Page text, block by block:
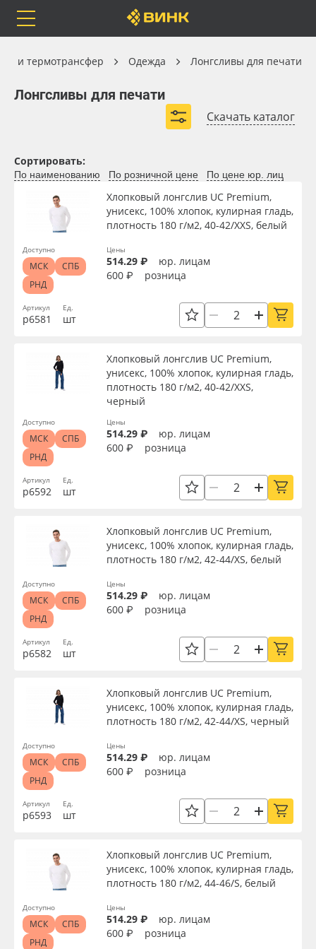
Orafol
Доставка
Оплата
Сервис
Инструкции
Контакты
Блог
Избранное
8 800 550 7888
Москва
Рулонные материалы
Самоклеящиеся плёнки
Листовые материалы
Чернила
Клей, скотчи и крепёж
Мобильные конструкции и POS-материалы
Профильные системы
Сублимация и термотрансфер
Светотехника
Упаковочные материалы
Оборудование и инструмент
Новинки ассортимента
Oracal 641
Orajet 3640
Плёнка монтажная Oratape
ПЭТ листовой
ПЭТ бэклит
Заготовки для сувениров
и термотрансфер Одежда Лонгсливы для печати
Лонгсливы для печати
Скачать каталог
Одежда
Лонгсливы для печати
Материал
Цвет
Страна происхождения
Производитель
Торговая марка
Назначение
Доступность
Применить
Сбросить фильтр
Сортировать:
По наименованию По розничной цене По цене юр. лиц
Артикул
р6581
Хлопковый лонгслив UC Premium,
унисекс, 100% хлопок, кулирная гладь,
плотность 180 г/м2, 40-42/XXS, белый
Ед.
шт
Цены
514.29 ₽
юр. лицам
600 ₽
розница
Доступно
МСК
СПБ
РНД
Артикул
р6592
Хлопковый лонгслив UC Premium,
унисекс, 100% хлопок, кулирная гладь,
плотность 180 г/м2, 40-42/XXS,
черный
Ед.
шт
Цены
514.29 ₽
юр. лицам
600 ₽
розница
Доступно
МСК
СПБ
РНД
Артикул
р6582
Хлопковый лонгслив UC Premium,
унисекс, 100% хлопок, кулирная гладь,
плотность 180 г/м2, 42-44/XS, белый
Ед.
шт
Цены
514.29 ₽
юр. лицам
600 ₽
розница
Доступно
МСК
СПБ
РНД
Артикул
р6593
Хлопковый лонгслив UC Premium,
унисекс, 100% хлопок, кулирная гладь,
плотность 180 г/м2, 42-44/XS, черный
Ед.
шт
Цены
514.29 ₽
юр. лицам
600 ₽
розница
Доступно
МСК
СПБ
РНД
Хлопковый лонгслив UC Premium,
унисекс, 100% хлопок, кулирная гладь,
плотность 180 г/м2, 44-46/S, белый
Цены
514.29 ₽
юр. лицам
600 ₽
розница
Доступно
МСК
СПБ
РНД